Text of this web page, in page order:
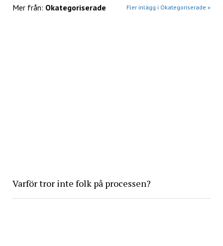
Mer från: Okategoriserade Fler inlägg i Okategoriserade »
Varför tror inte folk på processen?